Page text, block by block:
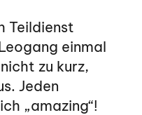
Teildienst
einmal
zu kurz,
Jeden
„amazing“!